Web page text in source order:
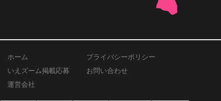
ホーム
プライバシーポリシー
いえズーム掲載応募
お問い合わせ
運営会社